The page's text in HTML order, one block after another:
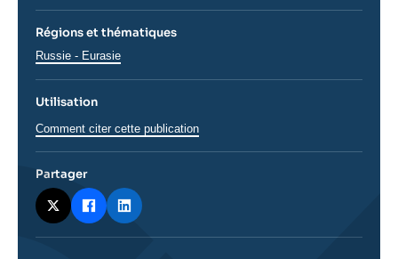
Régions et thématiques
Régions
Russie - Eurasie
Utilisation
Comment citer cette publication
Partager